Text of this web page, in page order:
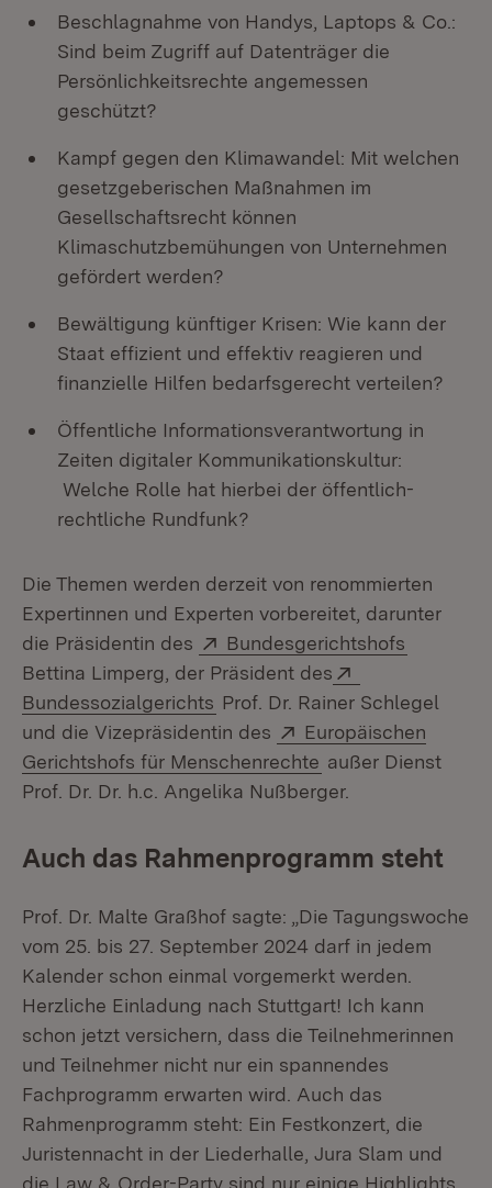
Beschlagnahme von Handys, Laptops & Co.:
Sind beim Zugriff auf Datenträger die
Persönlichkeitsrechte angemessen
geschützt?
Kampf gegen den Klimawandel: Mit welchen
gesetzgeberischen Maßnahmen im
Gesellschaftsrecht können
Klimaschutzbemühungen von Unternehmen
gefördert werden?
Bewältigung künftiger Krisen: Wie kann der
Staat effizient und effektiv reagieren und
finanzielle Hilfen bedarfsgerecht verteilen?
Öffentliche Informationsverantwortung in
Zeiten digitaler Kommunikationskultur:
Welche Rolle hat hierbei der öffentlich-
rechtliche Rundfunk?
Die Themen werden derzeit von renommierten
Expertinnen und Experten vorbereitet, darunter
die Präsidentin des
Extern:
Bundesgerichtshofs
Bettina Limperg, der Präsident des
Bundessozialgerichts (Öffnet in neuem Fenster)
Prof. Dr. Rainer Schlegel
und die Vizepräsidentin des
Extern:
Europäischen
Gerichtshofs für Menschenrechte (Öffnet in neuem
außer Dienst
Prof. Dr. Dr. h.c. Angelika Nußberger.
Auch das Rahmenprogramm steht
Prof. Dr. Malte Graßhof sagte: „Die Tagungswoche
vom 25. bis 27. September 2024 darf in jedem
Kalender schon einmal vorgemerkt werden.
Herzliche Einladung nach Stuttgart! Ich kann
schon jetzt versichern, dass die Teilnehmerinnen
und Teilnehmer nicht nur ein spannendes
Fachprogramm erwarten wird. Auch das
Rahmenprogramm steht: Ein Festkonzert, die
Juristennacht in der Liederhalle, Jura Slam und
die Law & Order-Party sind nur einige Highlights,